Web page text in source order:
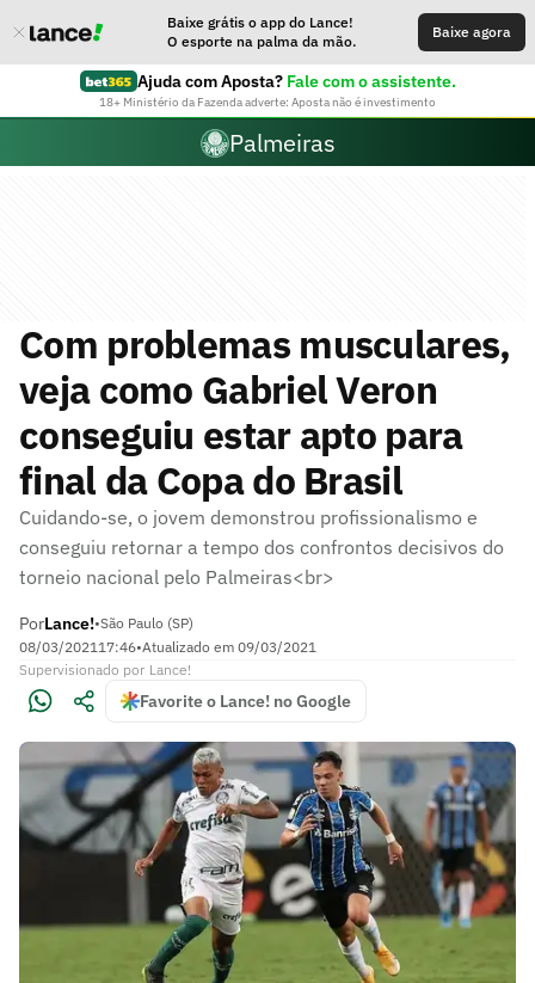
Baixe grátis o app do Lance!
O esporte na palma da mão.
Baixe agora
Ajuda com Aposta? Fale com o assistente.
18+ Ministério da Fazenda adverte: Aposta não é investimento
Palmeiras
Com problemas musculares,
veja como Gabriel Veron
conseguiu estar apto para
final da Copa do Brasil
Cuidando-se, o jovem demonstrou profissionalismo e
conseguiu retornar a tempo dos confrontos decisivos do
torneio nacional pelo Palmeiras<br>
PorLance!•São Paulo (SP)
08/03/202117:46•Atualizado em 09/03/2021
Supervisionado por Lance!
Favorite o Lance! no Google